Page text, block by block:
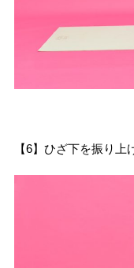
【6】ひざ下を振り